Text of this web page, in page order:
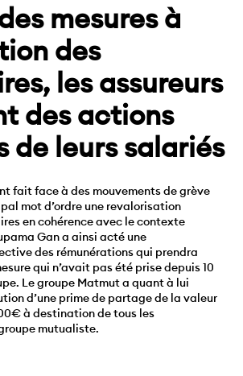
mesures à
des
les assureurs
des actions
de leurs salariés
fait face à des mouvements de grève
mot d’ordre une revalorisation
en cohérence avec le contexte
Gan a ainsi acté une
des rémunérations qui prendra
qui n’avait pas été prise depuis 10
Le groupe Matmut a quant à lui
d’une prime de partage de la valeur
à destination de tous les
mutualiste.